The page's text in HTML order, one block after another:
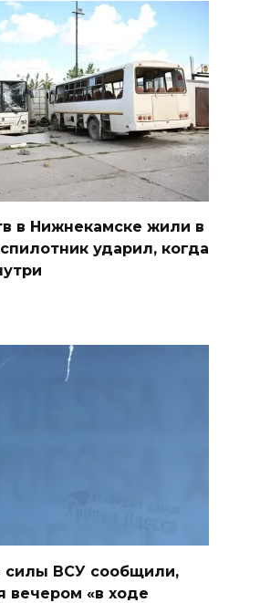
в Нижнекамске жили в
ударил, когда
ВСУ сообщили,
вечером «в ходе